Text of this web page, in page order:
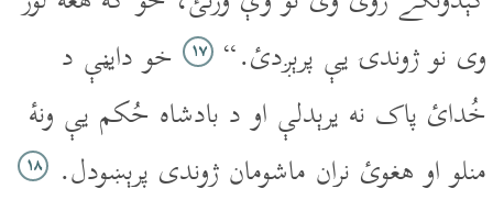
وى نو ژوندۍ يې پرېږدئ.“ ۱۷خو دايڼې د
خُدائ پاک نه يرېدلې او د بادشاه حُکم يې ونۀ
منلو او هغوئ نران ماشومان ژوندى پرېښودل. ۱۸